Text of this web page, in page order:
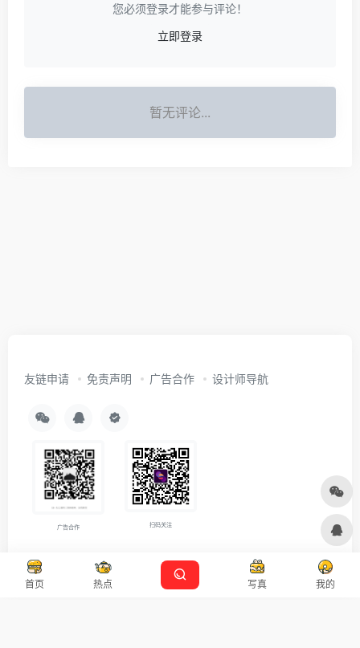
您必须登录才能参与评论！
立即登录
暂无评论...
首页 热点 写真 我的
友链申请 免责声明 广告合作 设计师导航
广告合作 扫码关注
Copyright © 2026沪ICP备2021007899号-5 Designed by 设计资源